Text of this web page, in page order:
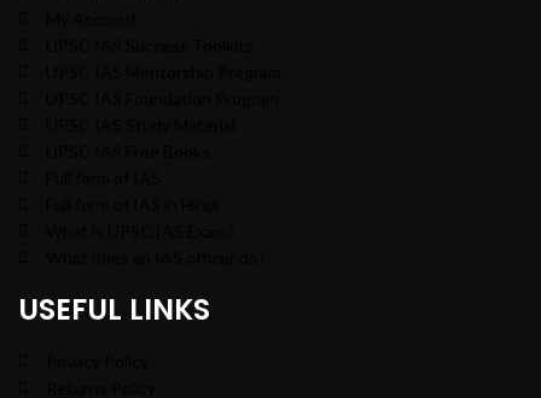
USEFUL LINKS